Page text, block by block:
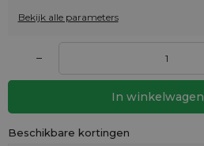
Bekijk alle parameters
–
In winkelwagen
Beschikbare kortingen